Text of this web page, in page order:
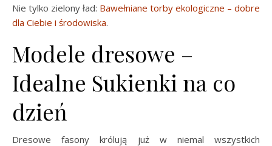
Nie tylko zielony ład: Bawełniane torby ekologiczne – dobre
dla Ciebie i środowiska.
Modele dresowe –
Idealne Sukienki na co
dzień
Dresowe fasony królują już w niemal wszystkich